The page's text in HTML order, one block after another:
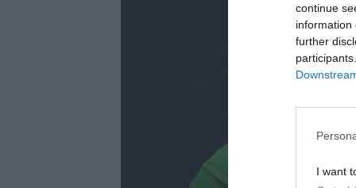
continue
information
further
I want